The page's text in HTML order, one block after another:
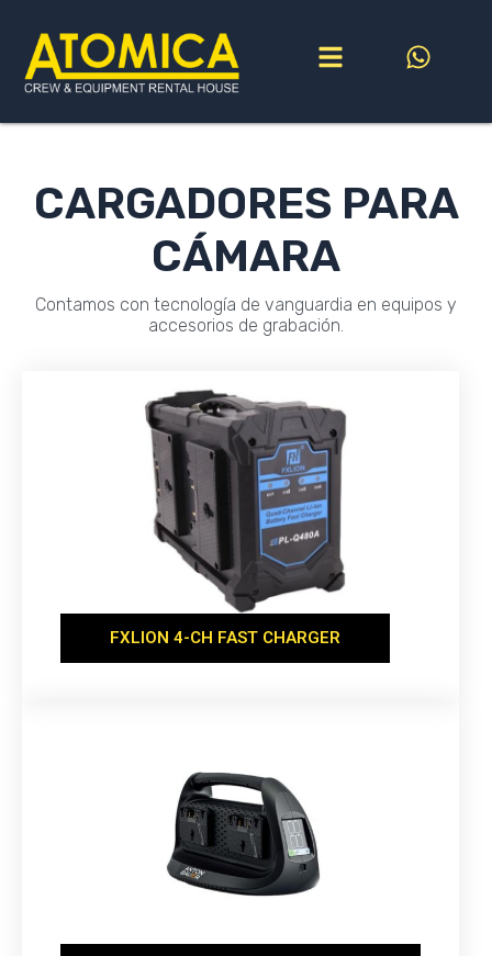
contenido
CARGADORES PARA
CÁMARA
Contamos con tecnología de vanguardia en equipos y
accesorios de grabación.
FXLION 4-CH FAST CHARGER